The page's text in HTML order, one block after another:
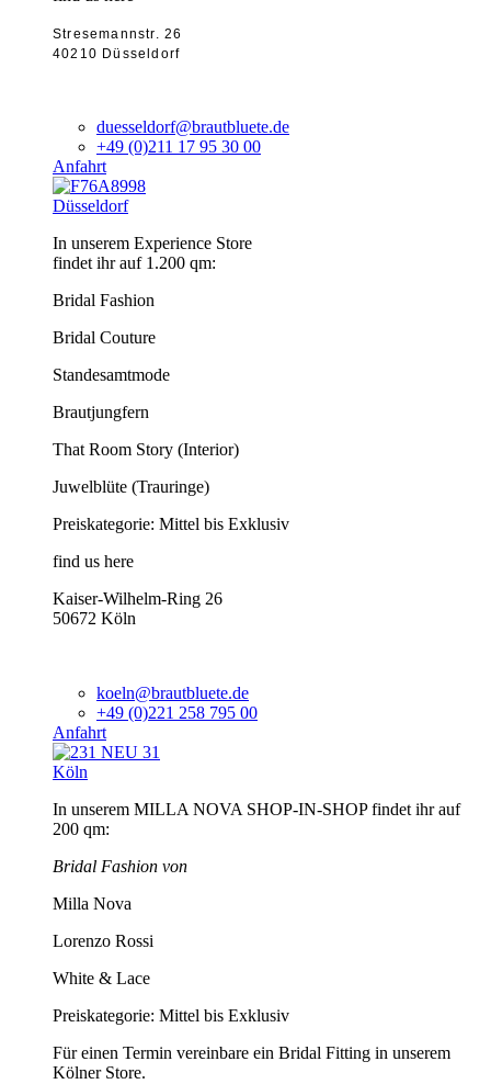
Stresemannstr. 26
40210 Düsseldorf
duesseldorf@brautbluete.de
+49 (0)211 17 95 30 00
Anfahrt
Düsseldorf
In unserem Experience Store
findet ihr auf 1.200 qm:
Bridal Fashion
Bridal Couture
Standesamtmode
Brautjungfern
That Room Story (Interior)
Juwelblüte (Trauringe)
Preiskategorie: Mittel bis Exklusiv
find us here
Kaiser-Wilhelm-Ring 26
50672 Köln
koeln@brautbluete.de
+49 (0)221 258 795 00
Anfahrt
Köln
In unserem MILLA NOVA SHOP-IN-SHOP findet ihr auf
200 qm:
Bridal Fashion von
Milla Nova
Lorenzo Rossi
White & Lace
Preiskategorie: Mittel bis Exklusiv
Für einen Termin vereinbare ein Bridal Fitting in unserem
Kölner Store.